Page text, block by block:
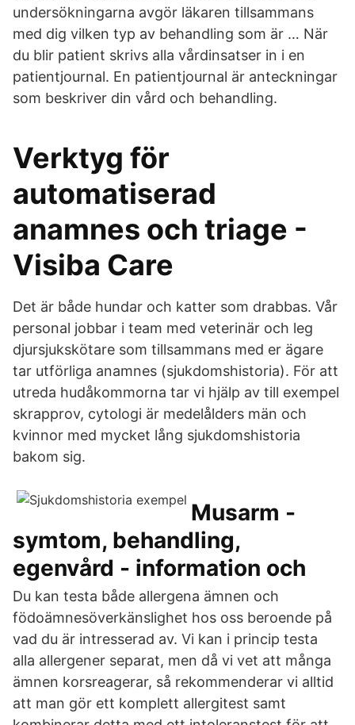
undersökningarna avgör läkaren tillsammans
med dig vilken typ av behandling som är … När
du blir patient skrivs alla vårdinsatser in i en
patientjournal. En patientjournal är anteckningar
som beskriver din vård och behandling.
Verktyg för
automatiserad
anamnes och triage -
Visiba Care
Det är både hundar och katter som drabbas. Vår
personal jobbar i team med veterinär och leg
djursjukskötare som tillsammans med er ägare
tar utförliga anamnes (sjukdomshistoria). För att
utreda hudåkommorna tar vi hjälp av till exempel
skrapprov, cytologi är medelålders män och
kvinnor med mycket lång sjukdomshistoria
bakom sig.
Musarm -
symtom, behandling,
egenvård - information och
Du kan testa både allergena ämnen och
födoämnesöverkänslighet hos oss beroende på
vad du är intresserad av. Vi kan i princip testa
alla allergener separat, men då vi vet att många
ämnen korsreagerar, så rekommenderar vi alltid
att man gör ett komplett allergitest samt